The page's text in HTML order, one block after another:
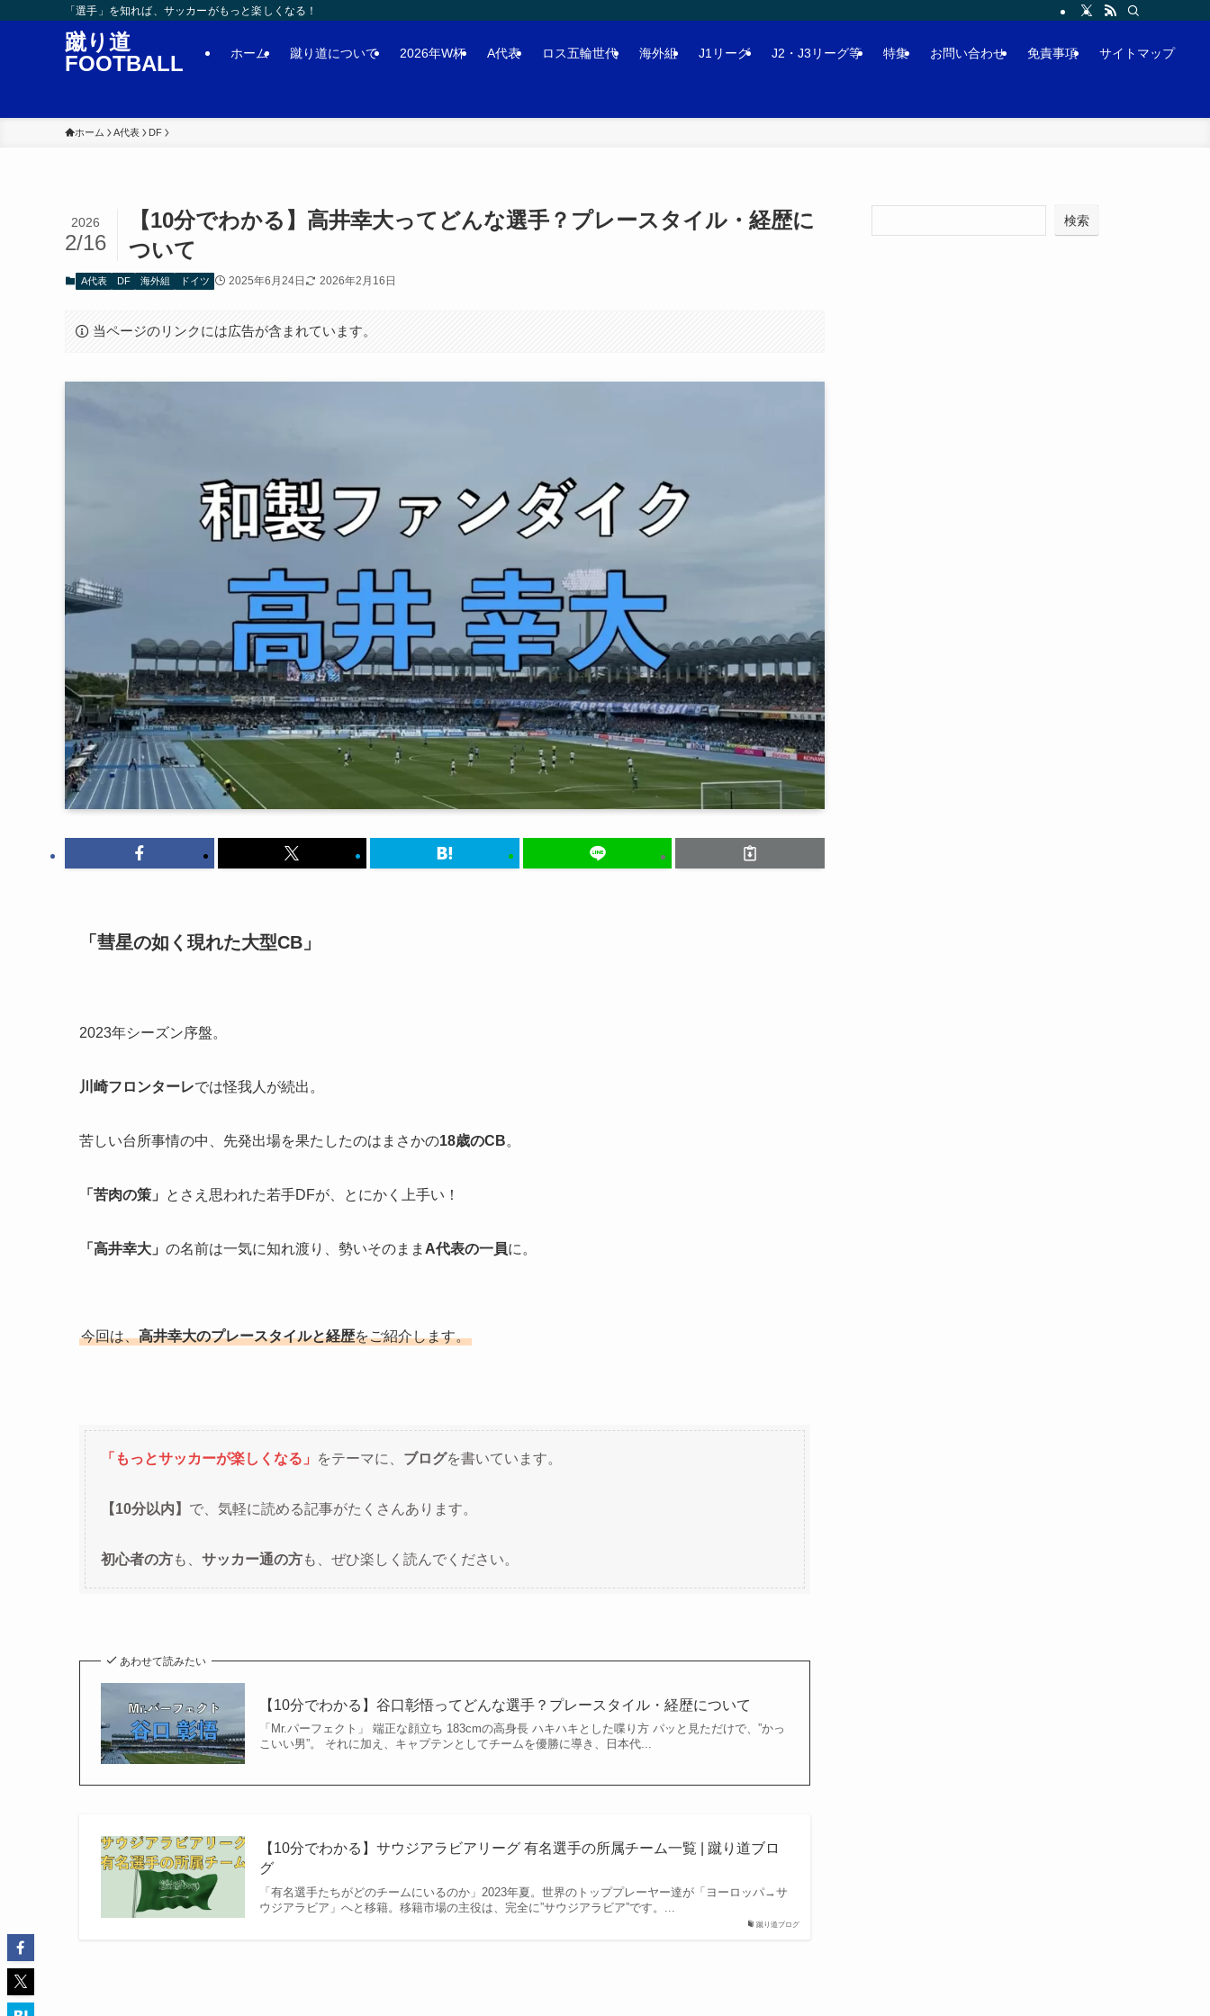
「選手」を知れば、サッカーがもっと楽しくなる！
蹴り道
FOOTBALL
ホーム 蹴り道について 2026年W杯 A代表 ロス五輪世代 海外組 J1リーグ J2・J3リーグ等 特集 お問い合わせ 免責事項 サイトマップ
ホーム A代表 DF
【10分でわかる】高井幸大ってどんな選手？プレースタイル・経歴に
ついて
2026
2/16
A代表 DF 海外組 ドイツ 2025年6月24日 2026年2月16日
当ページのリンクには広告が含まれています。
「彗星の如く現れた大型CB」
2023年シーズン序盤。
川崎フロンターレでは怪我人が続出。
苦しい台所事情の中、先発出場を果たしたのはまさかの18歳のCB。
「苦肉の策」 とさえ思われた若手DFが、とにかく上手い！
「高井幸大」 の名前は一気に知れ渡り、勢いそのまま A代表の一員に。
今回は、高井幸大のプレースタイルと経歴をご紹介します。
「もっとサッカーが楽しくなる」 をテーマに、 ブログを書いています。
【10分以内】 で、気軽に読める記事がたくさんあります。
初心者の方も、 サッカー通の方も、ぜひ楽しく読んでください。
あわせて読みたい
【10分でわかる】谷口彰悟ってどんな選手？プレースタイル・経歴について
「Mr.パーフェクト」 端正な顔立ち 183cmの高身長 ハキハキとした喋り方 パッと見ただけで、”かっ
こいい男”。 それに加え、キャプテンとしてチームを優勝に導き、日本代...
蹴り道ブログ
【10分でわかる】サウジアラビアリーグ 有名選手の所属チーム一覧 | 蹴り道ブロ
グ
「有名選手たちがどのチームにいるのか」2023年夏。世界のトッププレーヤー達が「ヨーロッパ→サ
ウジアラビア」へと移籍。移籍市場の主役は、完全に”サウジアラビア”です。...
検索